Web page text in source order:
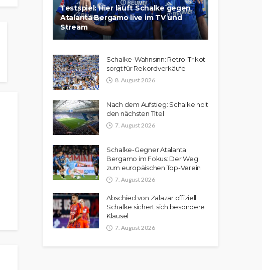
Testspiel: Hier läuft Schalke gegen
Atalanta Bergamo live im TV und
Stream
Schalke-Wahnsinn: Retro-Trikot
sorgt für Rekordverkäufe
8. August 2026
Nach dem Aufstieg: Schalke holt
den nächsten Titel
7. August 2026
Schalke-Gegner Atalanta
Bergamo im Fokus: Der Weg
zum europäischen Top-Verein
7. August 2026
Abschied von Zalazar offiziell:
Schalke sichert sich besondere
Klausel
7. August 2026